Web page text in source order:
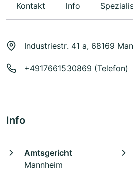
Kontakt Info
Industriestr. 41 a, 68169
+4917661530869 (Telefon)
Info
Amtsgericht
Mannheim